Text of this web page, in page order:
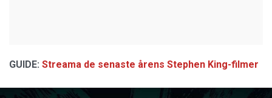
GUIDE: Streama de senaste årens Stephen King-filmer